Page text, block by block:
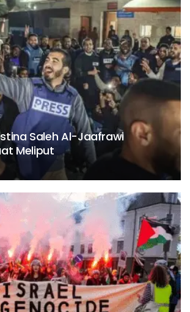
Saleh Al-Jaafrawi
Meliput